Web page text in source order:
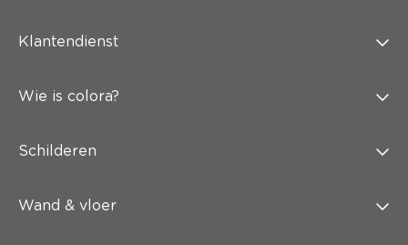
Klantendienst
Wie is colora?
Schilderen
Wand & vloer